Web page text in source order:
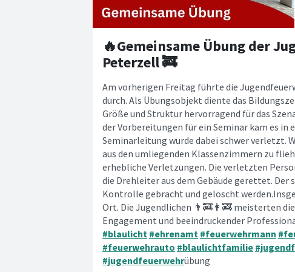
🔥Gemeinsame Übung der
Peterzell 🚒
Am vorherigen Freitag führte die
durch. Als Übungsobjekt diente das
Größe und Struktur hervorragend für das
der Vorbereitungen für ein Seminar kam es in
Seminarleitung wurde dabei schwer verletzt.
aus den umliegenden Klassenzimmern zu
erhebliche Verletzungen. Die verletzten
die Drehleiter aus dem Gebäude gerettet.
Kontrolle gebracht und gelöscht
Ort. Die Jugendlichen 👨‍🚒👩‍🚒 meisterten
Engagement und beeindruckender
#blaulicht #ehrenamt #feuerwehrmann
#feuerwehrauto #blaulichtfamilie
#jugendfeuerwehrübung